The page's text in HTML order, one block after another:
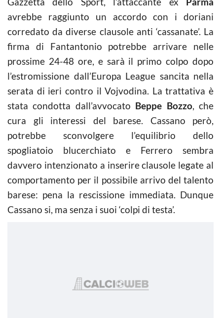
avrebbe raggiunto un accordo con i doriani
corredato da diverse clausole anti ‘cassanate’. La
firma di Fantantonio potrebbe arrivare nelle
prossime 24-48 ore, e sarà il primo colpo dopo
l’estromissione dall’Europa League sancita nella
serata di ieri contro il Vojvodina. La trattativa è
stata condotta dall’avvocato Beppe Bozzo, che
cura gli interessi del barese. Cassano però,
potrebbe sconvolgere l’equilibrio dello
spogliatoio blucerchiato e Ferrero sembra
davvero intenzionato a inserire clausole legate al
comportamento per il possibile arrivo del talento
barese: pena la rescissione immediata. Dunque
Cassano si, ma senza i suoi ‘colpi di testa’.